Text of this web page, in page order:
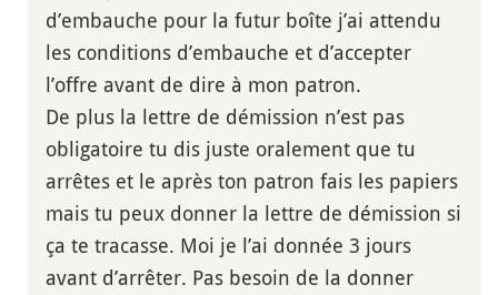
d’embauche pour la futur boîte j’ai attendu
les conditions d’embauche et d’accepter
l’offre avant de dire à mon patron.
De plus la lettre de démission n’est pas
obligatoire tu dis juste oralement que tu
arrêtes et le après ton patron fais les papiers
mais tu peux donner la lettre de démission si
ça te tracasse. Moi je l’ai donnée 3 jours
avant d’arrêter. Pas besoin de la donner